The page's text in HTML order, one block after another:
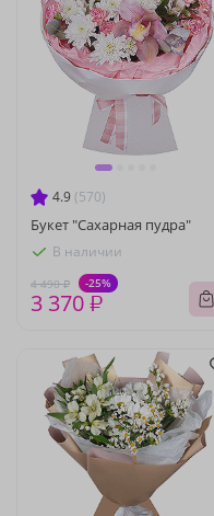
4.9 (570)
Букет "Сахарная пудра"
В наличии
4 490 ₽ -25%
3 370 ₽